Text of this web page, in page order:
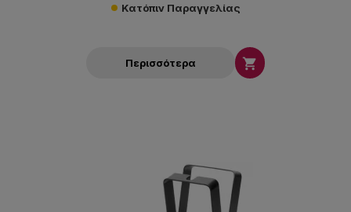
Κατόπιν Παραγγελίας
Περισσότερα 